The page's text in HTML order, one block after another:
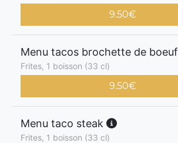
9.50€
Menu tacos brochette de boeuf
Frites, 1 boisson (33 cl)
9.50€
Menu taco steak
Frites, 1 boisson (33 cl)